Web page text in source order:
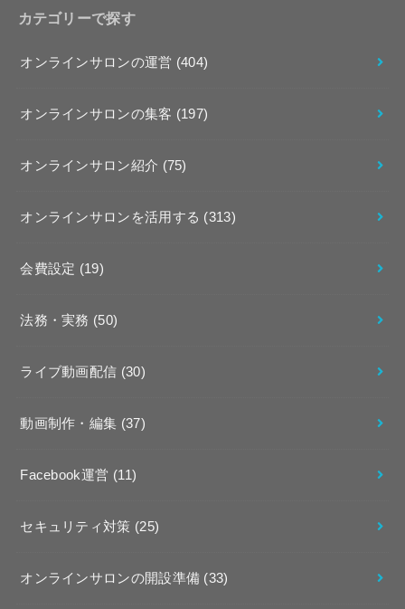
カテゴリーで探す
オンラインサロンの運営 (404)
オンラインサロンの集客 (197)
オンラインサロン紹介 (75)
オンラインサロンを活用する (313)
会費設定 (19)
法務・実務 (50)
ライブ動画配信 (30)
動画制作・編集 (37)
Facebook運営 (11)
セキュリティ対策 (25)
オンラインサロンの開設準備 (33)